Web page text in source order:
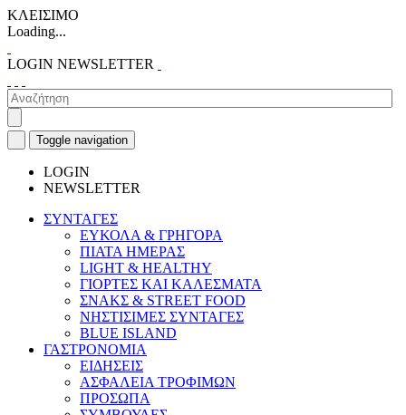
ΚΛΕΙΣΙΜΟ
Loading...
LOGIN NEWSLETTER
Toggle navigation
LOGIN
NEWSLETTER
ΣΥΝΤΑΓΕΣ
ΕΥΚΟΛΑ & ΓΡΗΓΟΡΑ
ΠΙΑΤΑ ΗΜΕΡΑΣ
LIGHT & HEALTHY
ΓΙΟΡΤΕΣ ΚΑΙ ΚΑΛΕΣΜΑΤΑ
ΣΝΑΚΣ & STREET FOOD
ΝΗΣΤΙΣΙΜΕΣ ΣΥΝΤΑΓΕΣ
BLUE ISLAND
ΓΑΣΤΡΟΝΟΜΙΑ
ΕΙΔΗΣΕΙΣ
ΑΣΦΑΛΕΙΑ ΤΡΟΦΙΜΩΝ
ΠΡΟΣΩΠΑ